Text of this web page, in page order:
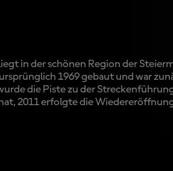
in der schönen Region der
1969 gebaut und war
die Piste zu der
2011 erfolgte die Wiedereröffnung